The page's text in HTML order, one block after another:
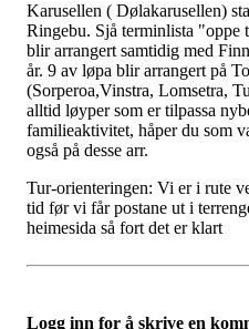
Karusellen ( Dølakarusellen)
Ringebu. Sjå terminlista "oppe
blir arrangert samtidig med
år. 9 av løpa blir arrangert på
(Sorperoa,Vinstra, Lomsetra,
alltid løyper som er tilpassa
familieaktivitet, håper du som
også på desse arr.
Tur-orienteringen: Vi er i rute
tid før vi får postane ut i
heimesida så fort det er klart
Logg inn for å skrive en